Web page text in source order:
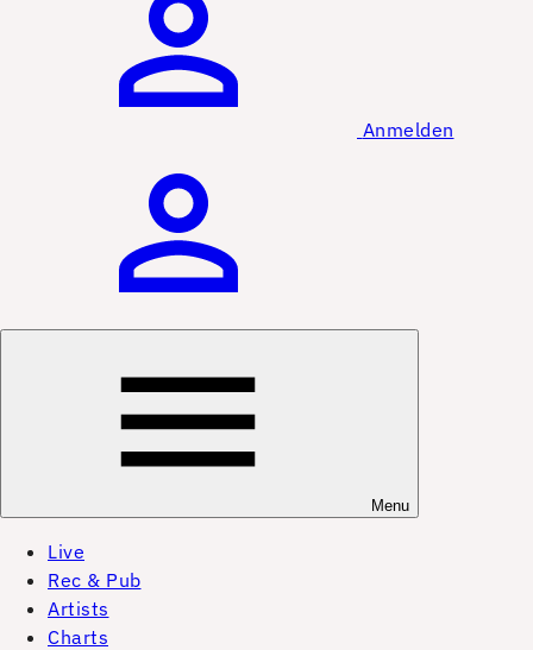
Anmelden
Menu
Live
Rec & Pub
Artists
Charts